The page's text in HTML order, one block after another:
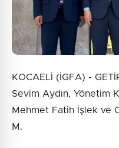
KOCAELİ (İGFA) -
Sevim Aydın, Yönetim
Mehmet Fatih İşlek ve
M.